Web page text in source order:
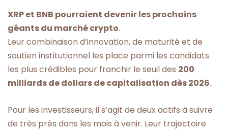
XRP et BNB pourraient devenir les prochains
géants du marché crypto.
Leur combinaison d’innovation, de maturité et de
soutien institutionnel les place parmi les candidats
les plus crédibles pour franchir le seuil des 200
milliards de dollars de capitalisation dès 2026.
Pour les investisseurs, il s’agit de deux actifs à suivre
de très près dans les mois à venir. Leur trajectoire